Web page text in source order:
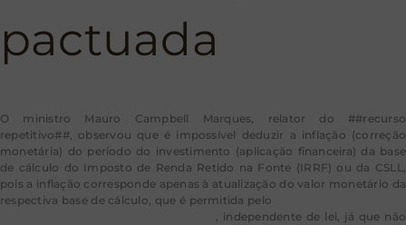
pactuada
O ministro Mauro Campbell Marques, relator do ##recurso
repetitivo##, observou que é impossível deduzir a inflação (correção
monetária) do período do investimento (aplicação financeira) da base
de cálculo do Imposto de Renda Retido na Fonte (IRRF) ou da CSLL,
pois a inflação corresponde apenas à atualização do valor monetário da
respectiva base de cálculo, que é permitida pelo
, independente de lei, já que não